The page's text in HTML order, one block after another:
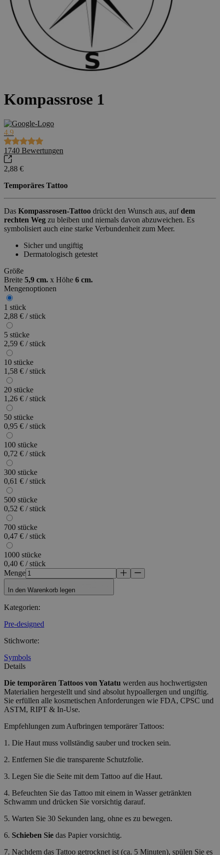
Kompassrose 1
4.9
1740 Bewertungen
2,88 €
Temporäres Tattoo
Das Kompassrosen-Tattoo drückt den Wunsch aus, aufdem
rechten Weg zu bleiben und niemals davon abzuweichen. Es
symbolisiert auch eine starke Verbundenheit zum Meer.
Sicher und ungiftig
Dermatologisch getestet
Größe
Breite 5,9 cm. x Höhe 6 cm.
Mengenoptionen
1 stück
2,88 € / stück
5 stücke
2,59 € / stück
10 stücke
1,58 € / stück
20 stücke
1,26 € / stück
50 stücke
0,95 € / stück
100 stücke
0,72 € / stück
300 stücke
0,61 € / stück
500 stücke
0,52 € / stück
700 stücke
0,47 € / stück
1000 stücke
0,40 € / stück
Menge
In den Warenkorb legen
Kategorien:
Pre-designed
Stichworte:
Symbols
Details
Die temporären Tattoos von Yatatu werden aus hochwertigsten
Materialien hergestellt und sind absolut hypoallergen und ungiftig.
Sie erfüllen alle kosmetischen Anforderungen wie FDA, CPSC und
ASTM, RIPT & In-Use.
Empfehlungen zum Aufbringen temporärer Tattoos:
1. Die Haut muss vollständig sauber und trocken sein.
2. Entfernen Sie die transparente Schutzfolie.
3. Legen Sie die Seite mit dem Tattoo auf die Haut.
4. Befeuchten Sie das Tattoo mit einem in Wasser getränkten
Schwamm und drücken Sie vorsichtig darauf.
5. Warten Sie 30 Sekunden lang, ohne es zu bewegen.
6. Schieben Sie das Papier vorsichtig.
7. Nachdem das Tattoo getrocknet ist (ca. 5 Minuten), spülen Sie es